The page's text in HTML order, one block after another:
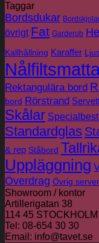
Taggar
Bordsdukar
övrigt Fat Garderob
Kallhållning Karaffer
Rektangulära bord
bord Rörstrand
Skålar
Standardglas
& rep Ståbord
Uppläggning
Överdrag Övrig
Showroom / kontor
Artillerigatan 38
114 45 STOCKHOLM
Tel: 08-654 30 30
Email: info@tavet.se